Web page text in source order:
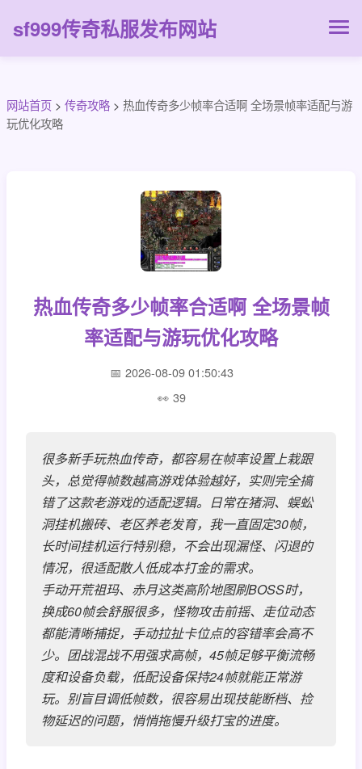
sf999传奇私服发布网站
网站首页 > 传奇攻略 > 热血传奇多少帧率合适啊 全场景帧率适配与游
玩优化攻略
热血传奇多少帧率合适啊 全场景帧
率适配与游玩优化攻略
2026-08-09 01:50:43
39
很多新手玩热血传奇，都容易在帧率设置上栽跟
头，总觉得帧数越高游戏体验越好，实则完全搞
错了这款老游戏的适配逻辑。日常在猪洞、蜈蚣
洞挂机搬砖、老区养老发育，我一直固定30帧，
长时间挂机运行特别稳，不会出现漏怪、闪退的
情况，很适配散人低成本打金的需求。
手动开荒祖玛、赤月这类高阶地图刷BOSS时，
换成60帧会舒服很多，怪物攻击前摇、走位动态
都能清晰捕捉，手动拉扯卡位点的容错率会高不
少。团战混战不用强求高帧，45帧足够平衡流畅
度和设备负载，低配设备保持24帧就能正常游
玩。别盲目调低帧数，很容易出现技能断档、捡
物延迟的问题，悄悄拖慢升级打宝的进度。